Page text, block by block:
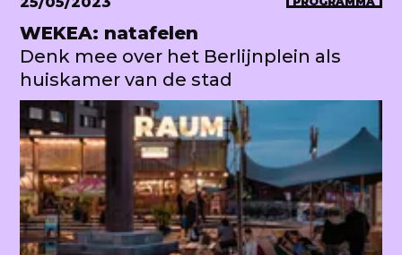
WEKEA: natafelen
Denk mee over het Berlijnplein als
huiskamer van de stad